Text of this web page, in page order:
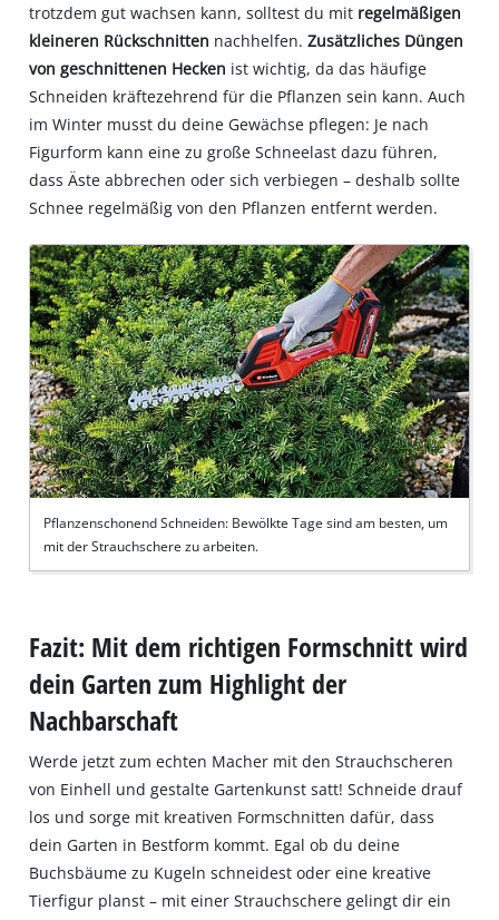
trotzdem gut wachsen kann, solltest du mit regelmäßigen
kleineren Rückschnitten nachhelfen.Zusätzliches Düngen
von geschnittenen Hecken ist wichtig, da das häufige
Schneiden kräftezehrend für die Pflanzen sein kann. Auch
im Winter musst du deine Gewächse pflegen: Je nach
Figurform kann eine zu große Schneelast dazu führen,
dass Äste abbrechen oder sich verbiegen – deshalb sollte
Schnee regelmäßig von den Pflanzen entfernt werden.
Pflanzenschonend Schneiden: Bewölkte Tage sind am besten, um
mit der Strauchschere zu arbeiten.
Fazit: Mit dem richtigen Formschnitt wird
dein Garten zum Highlight der
Nachbarschaft
Werde jetzt zum echten Macher mit den Strauchscheren
von Einhell und gestalte Gartenkunst satt! Schneide drauf
los und sorge mit kreativen Formschnitten dafür, dass
dein Garten in Bestform kommt. Egal ob du deine
Buchsbäume zu Kugeln schneidest oder eine kreative
Tierfigur planst – mit einer Strauchschere gelingt dir ein